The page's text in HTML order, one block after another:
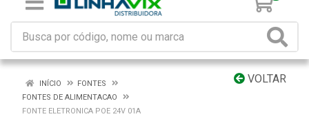
VOLTAR
INÍCIO
FONTES
FONTES DE ALIMENTACAO
FONTE ELETRONICA POE 24V 01A